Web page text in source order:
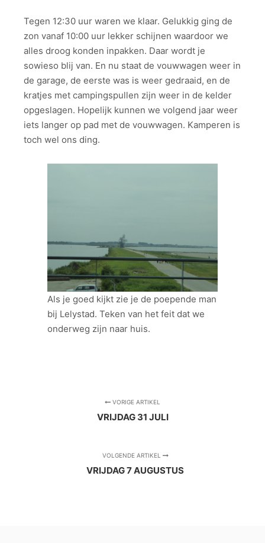
Tegen 12:30 uur waren we klaar. Gelukkig ging de
zon vanaf 10:00 uur lekker schijnen waardoor we
alles droog konden inpakken. Daar wordt je
sowieso blij van. En nu staat de vouwwagen weer in
de garage, de eerste was is weer gedraaid, en de
kratjes met campingspullen zijn weer in de kelder
opgeslagen. Hopelijk kunnen we volgend jaar weer
iets langer op pad met de vouwwagen. Kamperen is
toch wel ons ding.
Als je goed kijkt zie je de poepende man
bij Lelystad. Teken van het feit dat we
onderweg zijn naar huis.
VORIGE ARTIKEL
VRIJDAG 31 JULI
VOLGENDE ARTIKEL
VRIJDAG 7 AUGUSTUS